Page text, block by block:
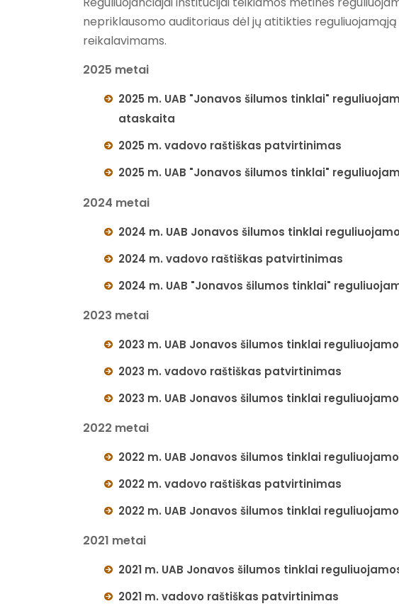
nepriklausomo auditoriaus dėl jų atitikties
reikalavimams.
2025 metai
2025 m. UAB "Jonavos šilumos tinklai"
ataskaita
2025 m. vadovo raštiškas patvirtinimas
2025 m. UAB "Jonavos šilumos tinklai"
2024 metai
2024 m. UAB Jonavos šilumos tinklai
2024 m. vadovo raštiškas patvirtinimas
2024 m. UAB "Jonavos šilumos tinklai"
2023 metai
2023 m. UAB Jonavos šilumos tinklai
2023 m. vadovo raštiškas patvirtinimas
2023 m. UAB Jonavos šilumos tinklai
2022 metai
2022 m. UAB Jonavos šilumos tinklai
2022 m. vadovo raštiškas patvirtinimas
2022 m. UAB Jonavos šilumos tinklai
2021 metai
2021 m. UAB Jonavos šilumos tinklai
2021 m. vadovo raštiškas patvirtinimas